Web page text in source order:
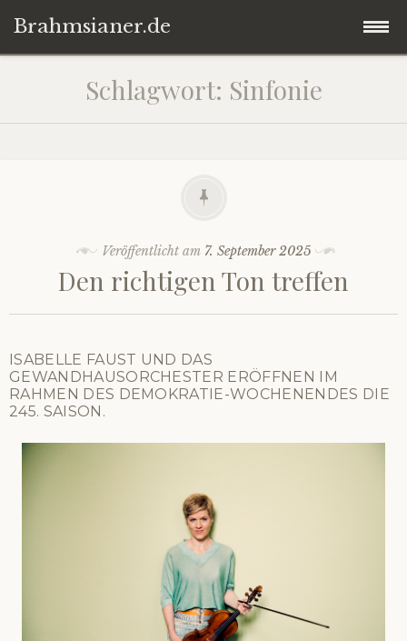
Brahmsianer.de
springen
Startseite
Impressum
Schlagwort: Sinfonie
Veröffentlicht am 7. September 2025
Den richtigen Ton treffen
ISABELLE FAUST UND DAS
GEWANDHAUSORCHESTER ERÖFFNEN IM
RAHMEN DES DEMOKRATIE-WOCHENENDES DIE
245. SAISON.